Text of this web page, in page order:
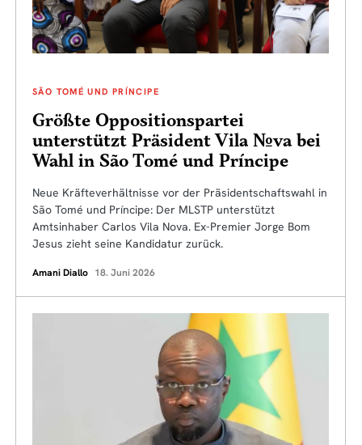
SÃO TOMÉ UND PRÍNCIPE
Größte Oppositionspartei
unterstützt Präsident Vila Nova bei
Wahl in São Tomé und Príncipe
Neue Kräfteverhältnisse vor der Präsidentschaftswahl in
São Tomé und Príncipe: Der MLSTP unterstützt
Amtsinhaber Carlos Vila Nova. Ex-Premier Jorge Bom
Jesus zieht seine Kandidatur zurück.
Amani Diallo 18. Juni 2026